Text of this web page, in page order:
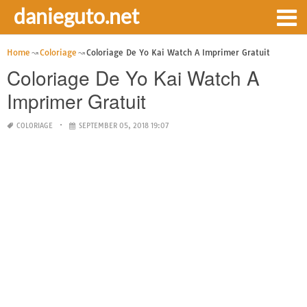
danieguto.net
Home Coloriage Coloriage De Yo Kai Watch A Imprimer Gratuit
Coloriage De Yo Kai Watch A
Imprimer Gratuit
COLORIAGE SEPTEMBER 05, 2018 19:07